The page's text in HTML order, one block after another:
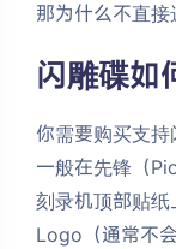
那为什么不直
闪雕碟如
你需要购买支
一般在先锋（
刻录机顶部贴
Logo（通常不